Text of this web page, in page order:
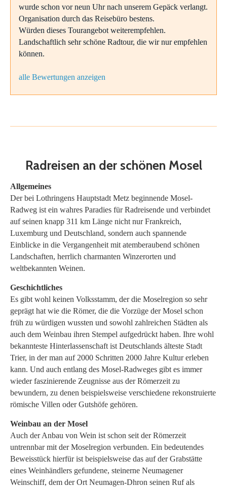
wurde schon vor neun Uhr nach unserem Gepäck verlangt.
Organisation durch das Reisebüro bestens.
Würden dieses Tourangebot weiterempfehlen.
Landschaftlich sehr schöne Radtour, die wir nur empfehlen
können.
alle Bewertungen anzeigen
Radreisen an der schönen Mosel
Allgemeines
Der bei Lothringens Hauptstadt Metz beginnende Mosel-
Radweg ist ein wahres Paradies für Radreisende und verbindet
auf seinen knapp 311 km Länge nicht nur Frankreich,
Luxemburg und Deutschland, sondern auch spannende
Einblicke in die Vergangenheit mit atemberaubend schönen
Landschaften, herrlich charmanten Winzerorten und
weltbekannten Weinen.
Geschichtliches
Es gibt wohl keinen Volksstamm, der die Moselregion so sehr
geprägt hat wie die Römer, die die Vorzüge der Mosel schon
früh zu würdigen wussten und sowohl zahlreichen Städten als
auch dem Weinbau ihren Stempel aufgedrückt haben. Ihre wohl
bekannteste Hinterlassenschaft ist Deutschlands älteste Stadt
Trier, in der man auf 2000 Schritten 2000 Jahre Kultur erleben
kann. Und auch entlang des Mosel-Radweges gibt es immer
wieder faszinierende Zeugnisse aus der Römerzeit zu
bewundern, zu denen beispielsweise verschiedene rekonstruierte
römische Villen oder Gutshöfe gehören.
Weinbau an der Mosel
Auch der Anbau von Wein ist schon seit der Römerzeit
untrennbar mit der Moselregion verbunden. Ein bedeutendes
Beweisstück hierfür ist beispielsweise das auf der Grabstätte
eines Weinhändlers gefundene, steinerne Neumagener
Weinschiff, dem der Ort Neumagen-Dhron seinen Ruf als